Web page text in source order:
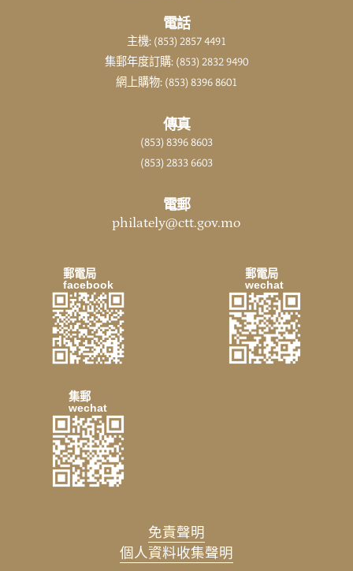
免責聲明
個人資料收集聲明
郵電局
facebook
郵電局
wechat
集郵
wechat
電話
主機: (853) 2857 4491
集郵年度訂購: (853) 2832 9490
網上購物: (853) 8396 8601
傳真
(853) 8396 8603
(853) 2833 6603
電郵
philately@ctt.gov.mo